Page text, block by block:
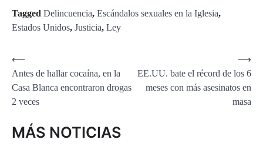
Tagged Delincuencia, Escándalos sexuales en la Iglesia,
Estados Unidos, Justicia, Ley
Navegación
de
entradas
⟵
Antes de hallar cocaína, en la
Casa Blanca encontraron drogas
2 veces
EE.UU. bate el récord de los 6
meses con más asesinatos en
masa
⟶
MÁS NOTICIAS